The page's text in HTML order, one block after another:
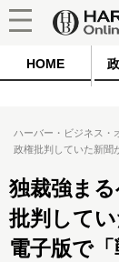
HOME
ハーバー・ビジネス・
政権批判していた新聞
独裁強ま
批判して
電子版で